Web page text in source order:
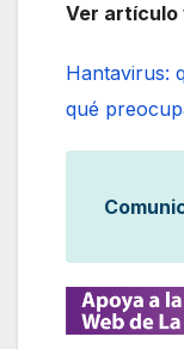
Ver artículo
Hantavirus:
qué